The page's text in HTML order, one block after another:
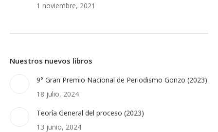
1 noviembre, 2021
Nuestros nuevos libros
9° Gran Premio Nacional de Periodismo Gonzo (2023)
18 julio, 2024
Teoría General del proceso (2023)
13 junio, 2024